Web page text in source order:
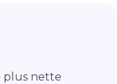
plus nette